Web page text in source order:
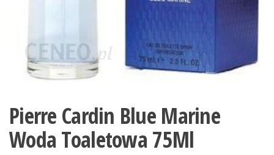
Pierre Cardin Blue Marine
Woda Toaletowa 75Ml